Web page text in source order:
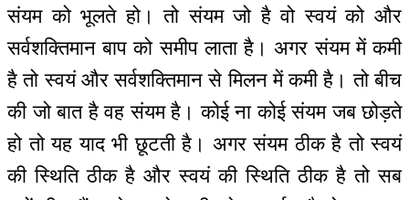
संयम को भूलते हो। तो संयम जो है वो स्वयं को और
सर्वशक्तिमान बाप को समीप लाता है। अगर संयम में कमी
है तो स्वयं और सर्वशक्तिमान से मिलन में कमी है। तो बीच
की जो बात है वह संयम है। कोई ना कोई संयम जब छोड़ते
हो तो यह याद भी छूटती है। अगर संयम ठीक है तो स्वयं
की स्थिति ठीक है और स्वयं की स्थिति ठीक है तो सब